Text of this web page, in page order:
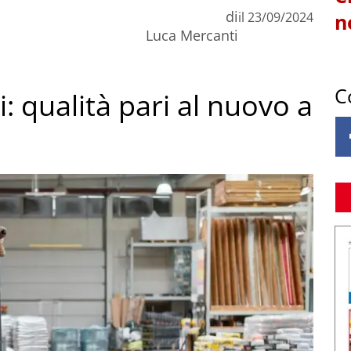
di
Luca Mercanti
il 23/09/2024
qualità pari al nuovo a